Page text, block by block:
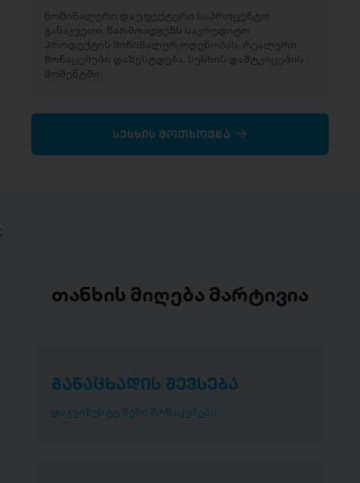
ნომინალური და ეფექტური საპროცენტო
განაკვეთი, წარმოადგენს საკრედიტო
პროდუქტის მინიმალურ ოდენობას. რეალური
მონაცემები დაზუსტდება, სესხის დამტკიცების
მომენტში.
სესხის მოთხოვნა
;
თანხის მიღება მარტივია
განაცხადის შევსება
დაგვიზუსტე შენი მონაცემები